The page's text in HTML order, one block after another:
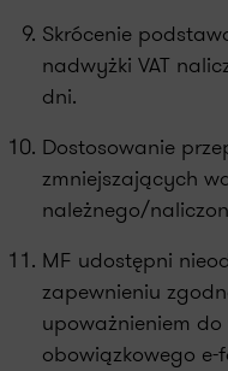
Skrócenie
nadwyżki VAT
dni.
Dostosowanie
zmniejszających
należnego/
MF udostępni
zapewnieniu
upoważnieniem
obowiązkowego